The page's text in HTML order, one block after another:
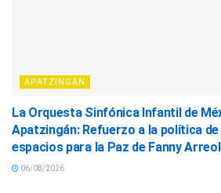
APATZINGÁN
La Orquesta Sinfónica Infantil de
Apatzingán: Refuerzo a la política
espacios para la Paz de Fanny
06/08/2026